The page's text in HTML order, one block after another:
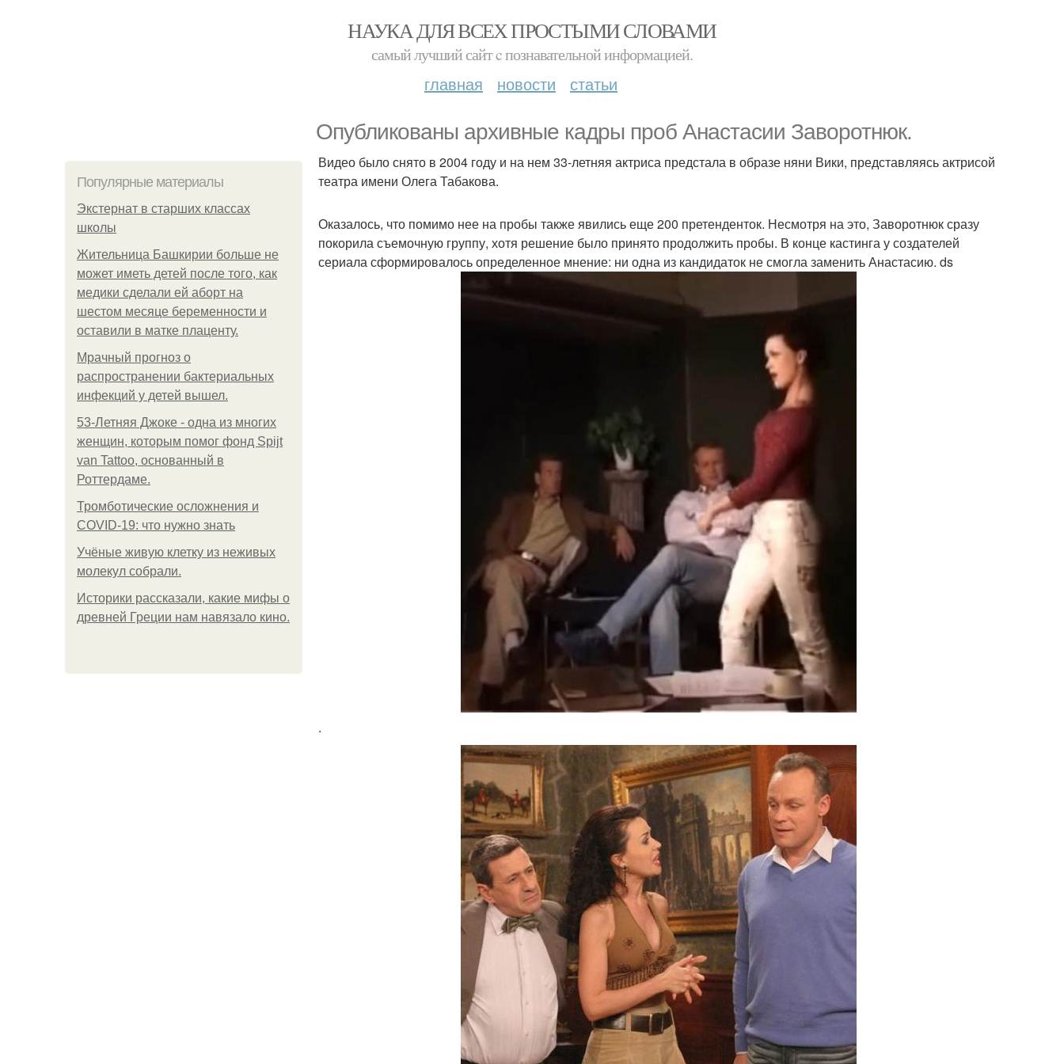
НАУКА ДЛЯ ВСЕХ ПРОСТЫМИ СЛОВАМИ
самый лучший сайт c познавательной информацией.
главная новости статьи
Опубликованы архивные кадры проб Анастасии Заворотнюк.
Популярные материалы
Экстернат в старших классах
школы
Жительница Башкирии больше не
может иметь детей после того, как
медики сделали ей аборт на
шестом месяце беременности и
оставили в матке плаценту.
Мрачный прогноз о
распространении бактериальных
инфекций у детей вышел.
53-Летняя Джоке - одна из многих
женщин, которым помог фонд Spijt
van Tattoo, основанный в
Роттердаме.
Тромботические осложнения и
COVID-19: что нужно знать
Учёные живую клетку из неживых
молекул собрали.
Историки рассказали, какие мифы о
древней Греции нам навязало кино.
Видео было снято в 2004 году и на нем 33-летняя актриса предстала в образе няни Вики, представляясь актрисой
театра имени Олега Табакова.
Оказалось, что помимо нее на пробы также явились еще 200 претенденток. Несмотря на это, Заворотнюк сразу
покорила съемочную группу, хотя решение было принято продолжить пробы. В конце кастинга у создателей
сериала сформировалось определенное мнение: ни одна из кандидаток не смогла заменить Анастасию. ds
.